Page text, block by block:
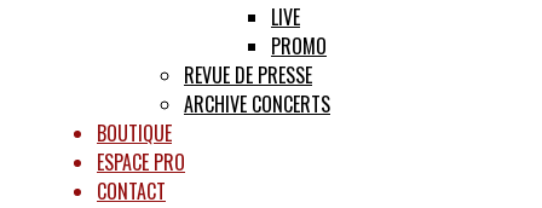
LIVE
PROMO
REVUE DE PRESSE
ARCHIVE CONCERTS
BOUTIQUE
ESPACE PRO
CONTACT